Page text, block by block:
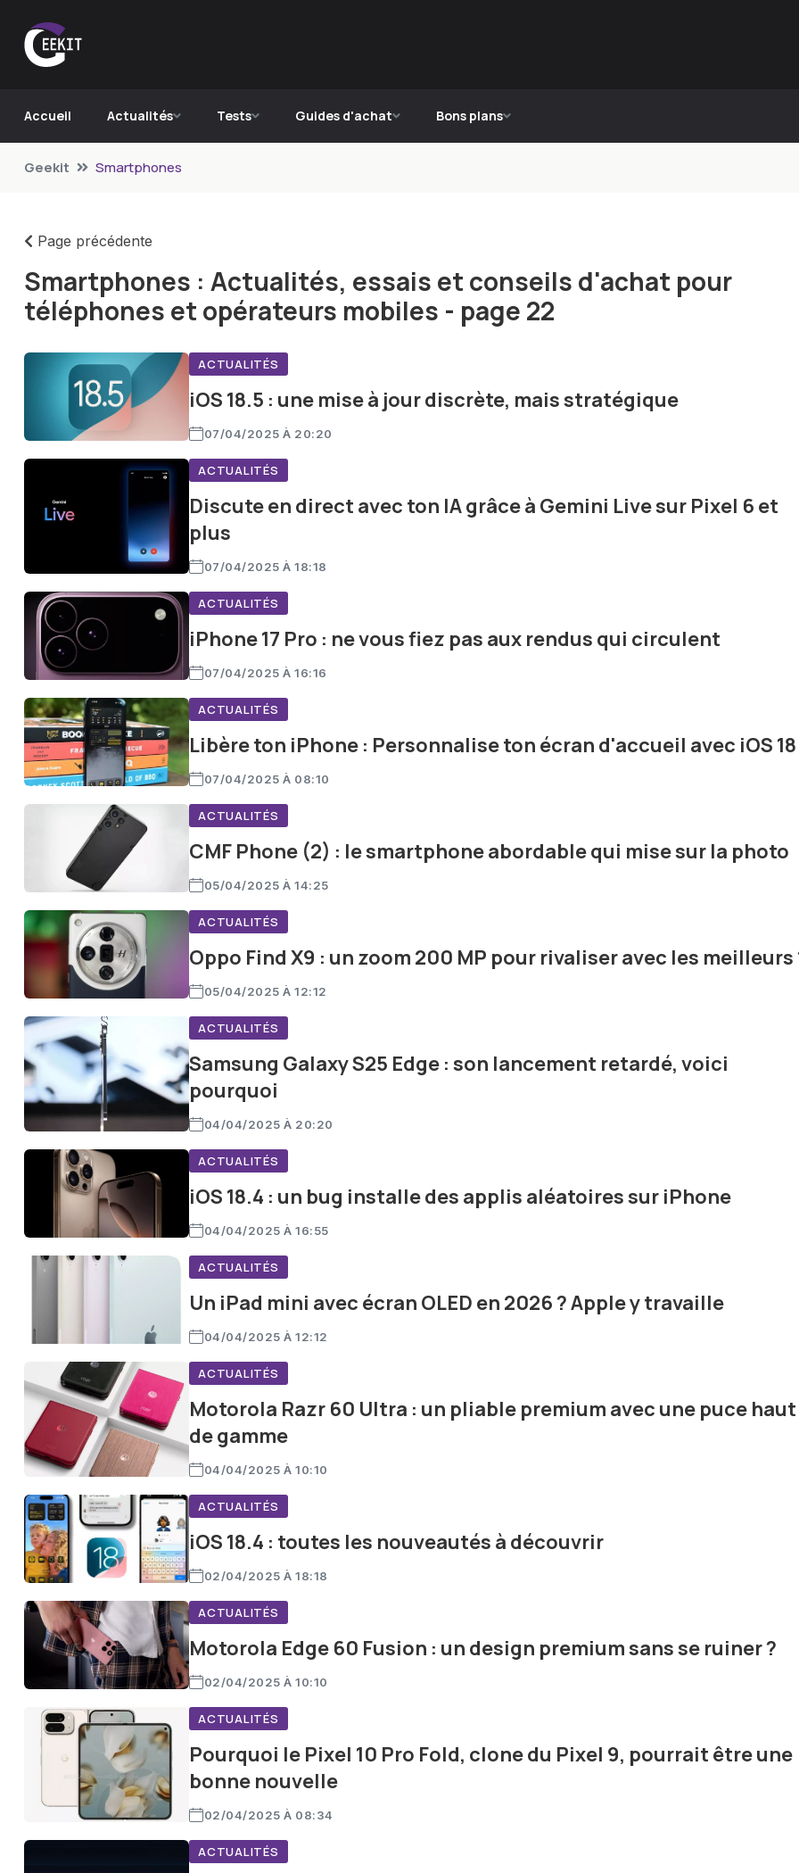
Accueil Actualités Tests Guides d'achat Bons plans
Geekit Smartphones
Page précédente
Smartphones : Actualités, essais et conseils d'achat pour
téléphones et opérateurs mobiles - page 22
ACTUALITÉS
iOS 18.5 : une mise à jour discrète, mais stratégique
07/04/2025 À 20:20
ACTUALITÉS
Discute en direct avec ton IA grâce à Gemini Live sur Pixel 6 et
plus
07/04/2025 À 18:18
ACTUALITÉS
iPhone 17 Pro : ne vous fiez pas aux rendus qui circulent
07/04/2025 À 16:16
ACTUALITÉS
Libère ton iPhone : Personnalise ton écran d'accueil avec iOS 18
07/04/2025 À 08:10
ACTUALITÉS
CMF Phone (2) : le smartphone abordable qui mise sur la photo
05/04/2025 À 14:25
ACTUALITÉS
Oppo Find X9 : un zoom 200 MP pour rivaliser avec les meilleurs
05/04/2025 À 12:12
ACTUALITÉS
Samsung Galaxy S25 Edge : son lancement retardé, voici
pourquoi
04/04/2025 À 20:20
ACTUALITÉS
iOS 18.4 : un bug installe des applis aléatoires sur iPhone
04/04/2025 À 16:55
ACTUALITÉS
Un iPad mini avec écran OLED en 2026 ? Apple y travaille
04/04/2025 À 12:12
ACTUALITÉS
Motorola Razr 60 Ultra : un pliable premium avec une puce haut
de gamme
04/04/2025 À 10:10
ACTUALITÉS
iOS 18.4 : toutes les nouveautés à découvrir
02/04/2025 À 18:18
ACTUALITÉS
Motorola Edge 60 Fusion : un design premium sans se ruiner ?
02/04/2025 À 10:10
ACTUALITÉS
Pourquoi le Pixel 10 Pro Fold, clone du Pixel 9, pourrait être une
bonne nouvelle
02/04/2025 À 08:34
ACTUALITÉS